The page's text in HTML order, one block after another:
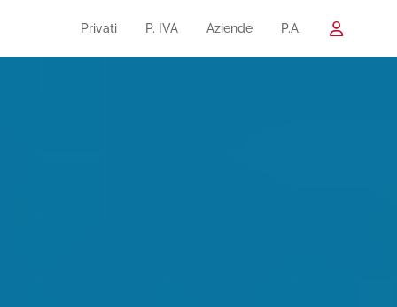
Privati P. IVA Aziende P.A.